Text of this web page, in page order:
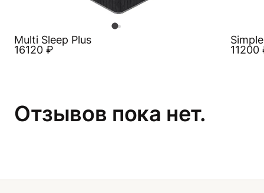
Multi Sleep Plus
16120 ₽
11200
Отзывов пока нет.